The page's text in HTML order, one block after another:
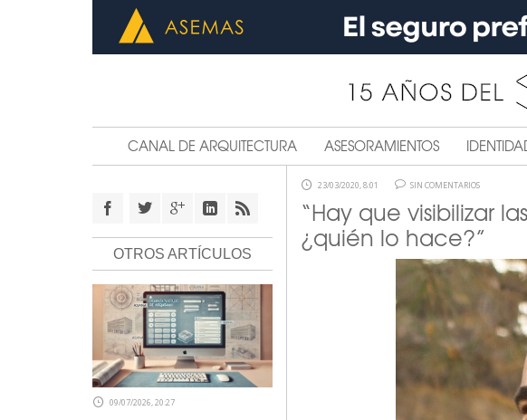
CANAL DE ARQUITECTURA ASESORAMIENTOS
23/03/2020, 8:01 SIN COMENTARIOS
“Hay que visibilizar
¿quién lo hace?”
OTROS ARTÍCULOS
09/07/2026, 20:27